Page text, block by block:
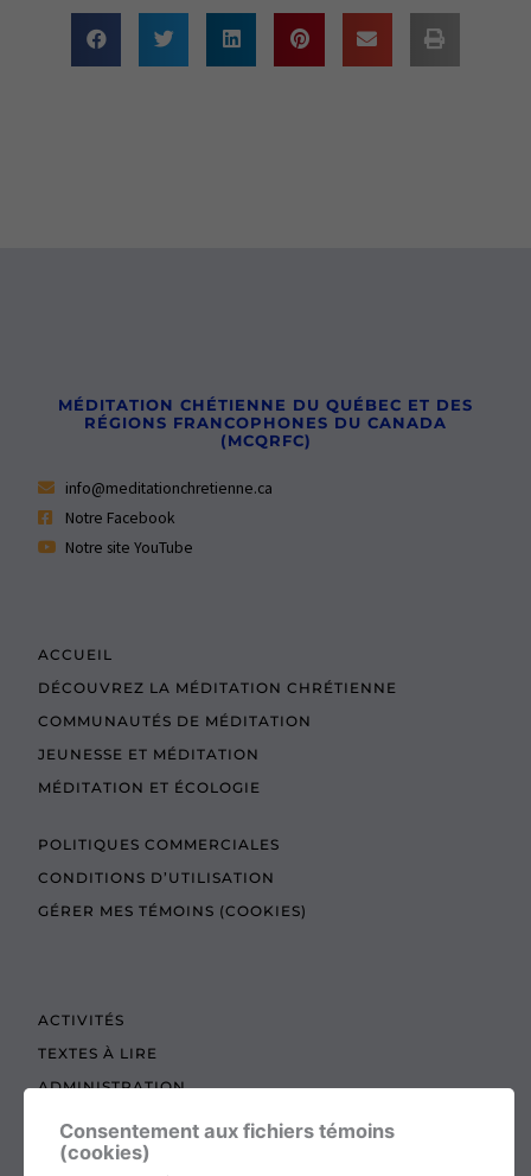
MÉDITATION CHÉTIENNE DU QUÉBEC ET DES
RÉGIONS FRANCOPHONES DU CANADA
(MCQRFC)
info@meditationchretienne.ca
Notre Facebook
Notre site YouTube
ACCUEIL
DÉCOUVREZ LA MÉDITATION CHRÉTIENNE
COMMUNAUTÉS DE MÉDITATION
JEUNESSE ET MÉDITATION
MÉDITATION ET ÉCOLOGIE
POLITIQUES COMMERCIALES
CONDITIONS D’UTILISATION
GÉRER MES TÉMOINS (COOKIES)
ACTIVITÉS
TEXTES À LIRE
ADMINISTRATION
BOUTIQUE
COTISATION, RENOUVELLEMENT ET ÉCHOS
Consentement aux fichiers témoins
(cookies)